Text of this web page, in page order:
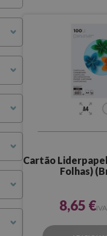
Cartão
Folhas)
8,65 €